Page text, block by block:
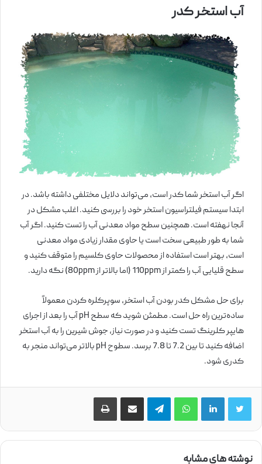
آب استخر کدر
اگر آب استخر شما کدر است، می‌تواند دلایل مختلفی داشته باشد. در
ابتدا سیستم فیلتراسیون استخر خود را بررسی کنید. اغلب مشکل در
آنجا نهفته است. همچنین سطح مواد معدنی آب را تست کنید. اگر آب
شما به طور طبیعی سخت است یا حاوی مقدار زیادی مواد معدنی
است، بهتر است استفاده از محصولات حاوی کلسیم را متوقف کنید و
سطح قلیایی آب را کمتر از 110ppm (اما بالاتر از 80ppm) نگه دارید.
برای حل مشکل کدر بودن آب استخر، سوپرکلره کردن معمولاً
ساده‌ترین راه حل است. مطمئن شوید که سطح pH آب را بعد از اجرای
هایپر کلرینگ تست کنید و در صورت نیاز، جوش شیرین را به آب استخر
اضافه کنید تا بین 7.2 تا 7.8 برسد. سطوح pH بالاتر می‌تواند منجر به
کدری شود.
واتس آپ تلگرام اشتراک گذاری از طریق ایمیل چاپ
نوشته های مشابه